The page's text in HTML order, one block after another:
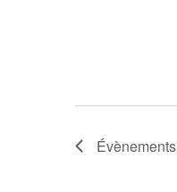
Évènements